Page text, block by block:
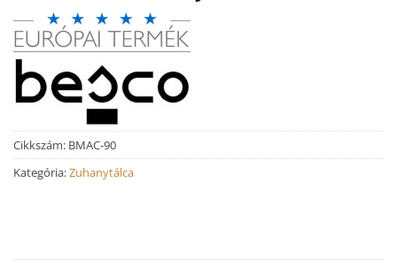
Cikkszám: BMAC-90
Kategória:Zuhanytálca